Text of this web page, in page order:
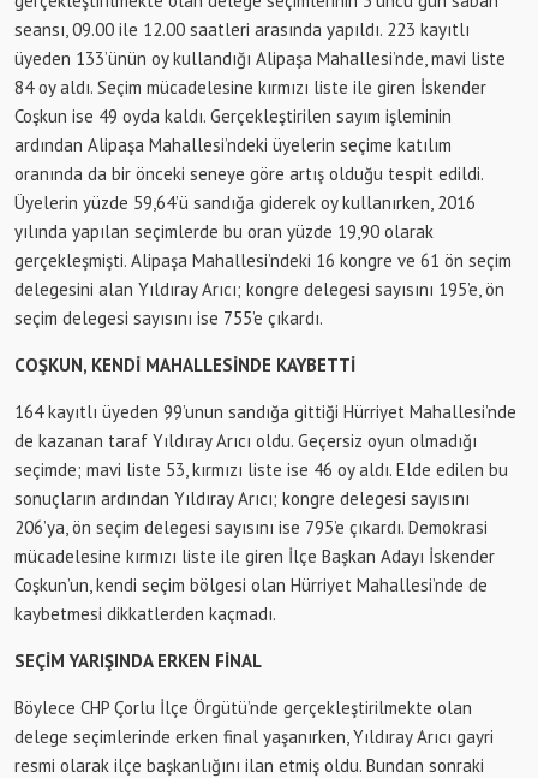
seansı, 09.00 ile 12.00 saatleri arasında yapıldı. 223 kayıtlı
üyeden 133’ünün oy kullandığı Alipaşa Mahallesi’nde, mavi liste
84 oy aldı. Seçim mücadelesine kırmızı liste ile giren İskender
Coşkun ise 49 oyda kaldı. Gerçekleştirilen sayım işleminin
ardından Alipaşa Mahallesi’ndeki üyelerin seçime katılım
oranında da bir önceki seneye göre artış olduğu tespit edildi.
Üyelerin yüzde 59,64’ü sandığa giderek oy kullanırken, 2016
yılında yapılan seçimlerde bu oran yüzde 19,90 olarak
gerçekleşmişti. Alipaşa Mahallesi’ndeki 16 kongre ve 61 ön seçim
delegesini alan Yıldıray Arıcı; kongre delegesi sayısını 195’e, ön
seçim delegesi sayısını ise 755’e çıkardı.
COŞKUN, KENDİ MAHALLESİNDE KAYBETTİ
164 kayıtlı üyeden 99’unun sandığa gittiği Hürriyet Mahallesi’nde
de kazanan taraf Yıldıray Arıcı oldu. Geçersiz oyun olmadığı
seçimde; mavi liste 53, kırmızı liste ise 46 oy aldı. Elde edilen bu
sonuçların ardından Yıldıray Arıcı; kongre delegesi sayısını
206’ya, ön seçim delegesi sayısını ise 795’e çıkardı. Demokrasi
mücadelesine kırmızı liste ile giren İlçe Başkan Adayı İskender
Coşkun’un, kendi seçim bölgesi olan Hürriyet Mahallesi’nde de
kaybetmesi dikkatlerden kaçmadı.
SEÇİM YARIŞINDA ERKEN FİNAL
Böylece CHP Çorlu İlçe Örgütü’nde gerçekleştirilmekte olan
delege seçimlerinde erken final yaşanırken, Yıldıray Arıcı gayri
resmi olarak ilçe başkanlığını ilan etmiş oldu. Bundan sonraki